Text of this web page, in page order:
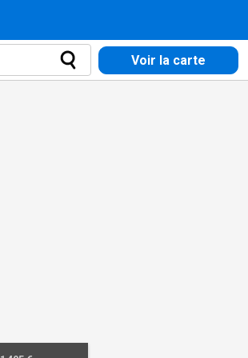
Voir la carte